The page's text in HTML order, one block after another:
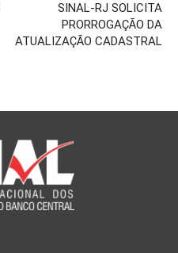
SINAL-RJ SOLICITA
PRORROGAÇÃO DA
ATUALIZAÇÃO CADASTRAL